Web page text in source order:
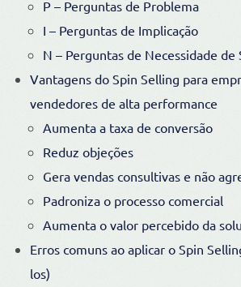
P – Perguntas de Problema
I – Perguntas de Implicação
N – Perguntas de Necessidade de
Vantagens do Spin Selling para
vendedores de alta performance
Aumenta a taxa de conversão
Reduz objeções
Gera vendas consultivas e não
Padroniza o processo comercial
Aumenta o valor percebido da
Erros comuns ao aplicar o Spin
los)